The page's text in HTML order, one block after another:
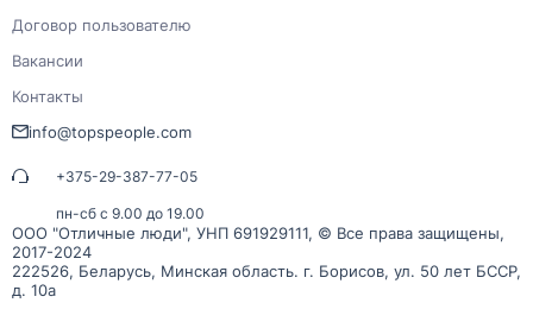
ООО "Отличные люди", УНП 691929111, © Все права защищены,
2017-2024
222526, Беларусь, Минская область. г. Борисов, ул. 50 лет БССР,
д. 10а
Договор пользователю
Вакансии
Контакты
info@topspeople.com
+375-29-387-77-05
пн-сб с 9.00 до 19.00